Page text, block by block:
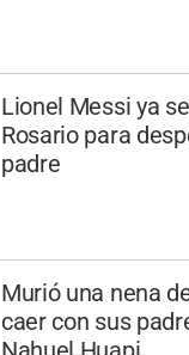
Lionel Messi ya
Rosario para
padre
Murió una nena
caer con sus